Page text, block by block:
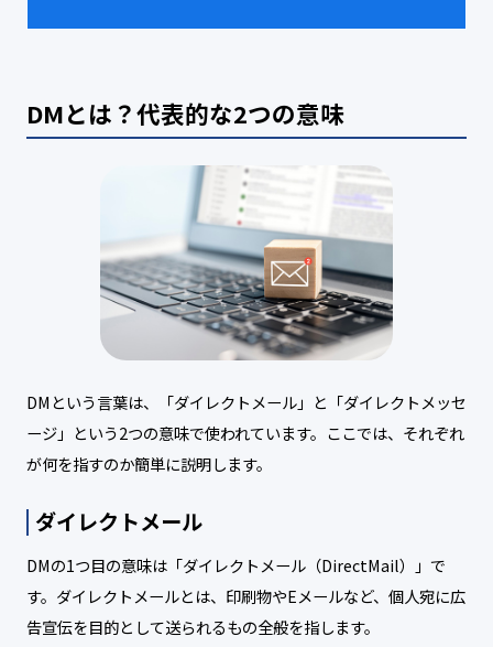
DMとは？代表的な2つの意味
DMという言葉は、「ダイレクトメール」と「ダイレクトメッセ
ージ」という2つの意味で使われています。ここでは、それぞれ
が何を指すのか簡単に説明します。
ダイレクトメール
DMの1つ目の意味は「ダイレクトメール（DirectMail）」で
す。ダイレクトメールとは、印刷物やEメールなど、個人宛に広
告宣伝を目的として送られるもの全般を指します。